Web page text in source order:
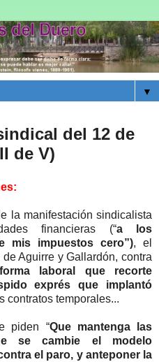
▼
del 12 de
de V)
la manifestación sindicalista
financieras (“a los
impuestos cero”), el
Aguirre y Gallardón, contra
laboral que recorte
exprés que implantó
contratos temporales...
piden “Que mantenga las
se cambie el modelo
el paro, y anteponer la